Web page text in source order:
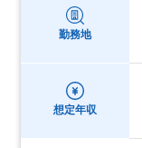
勤務地
想定年収